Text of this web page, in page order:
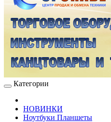
Категории
НОВИНКИ
Ноутбуки Планшеты